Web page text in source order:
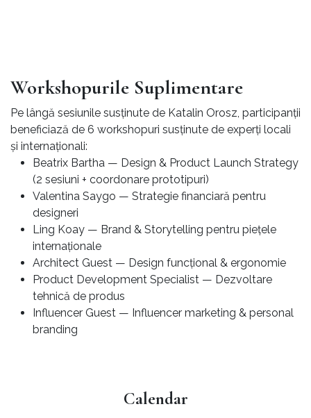
Workshopurile Suplimentare
Pe lângă sesiunile susținute de Katalin Orosz, participanții
beneficiază de 6 workshopuri susținute de experți locali
și internaționali:
Beatrix Bartha — Design & Product Launch Strategy
(2 sesiuni + coordonare prototipuri)
Valentina Saygo — Strategie financiară pentru
designeri
Ling Koay — Brand & Storytelling pentru piețele
internaționale
Architect Guest — Design funcțional & ergonomie
Product Development Specialist — Dezvoltare
tehnică de produs
Influencer Guest — Influencer marketing & personal
branding
Calendar